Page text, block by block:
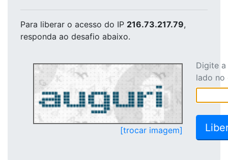
Para liberar o acesso do IP 216.73.217.79,
responda ao desafio abaixo.
[trocar imagem]
Digite
lado no